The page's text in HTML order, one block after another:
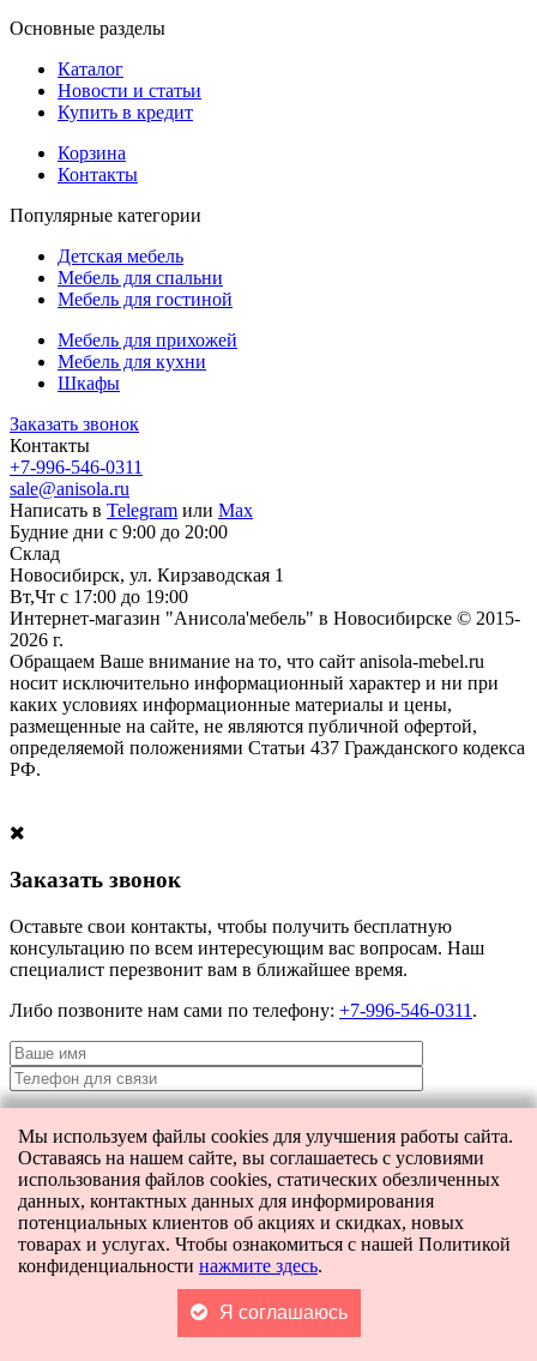
Основные разделы
Каталог
Новости и статьи
Купить в кредит
Корзина
Контакты
Популярные категории
Детская мебель
Мебель для спальни
Мебель для гостиной
Мебель для прихожей
Мебель для кухни
Шкафы
Заказать звонок
Контакты
+7-996-546-0311
sale@anisola.ru
Написать в Telegram или Max
Будние дни с 9:00 до 20:00
Склад
Новосибирск, ул. Кирзаводская 1
Вт,Чт с 17:00 до 19:00
Интернет-магазин "Анисола'мебель" в Новосибирске © 2015-
2026 г.
Обращаем Ваше внимание на то, что сайт anisola-mebel.ru
носит исключительно информационный характер и ни при
каких условиях информационные материалы и цены,
размещенные на сайте, не являются публичной офертой,
определяемой положениями Статьи 437 Гражданского кодекса
РФ.
Заказать звонок
Оставьте свои контакты, чтобы получить бесплатную
консультацию по всем интересующим вас вопросам. Наш
специалист перезвонит вам в ближайшее время.
Либо позвоните нам сами по телефону: +7-996-546-0311 .
Я даю согласие наобработку персональных данныхи согласие на
передачу этих данных третьим лицам.
[contact-form-7 404 "Not Found"]
Главная
Поиск
Мы используем файлы cookies для улучшения работы сайта.
Оставаясь на нашем сайте, вы соглашаетесь с условиями
использования файлов cookies, статических обезличенных
данных, контактных данных для информирования
потенциальных клиентов об акциях и скидках, новых
товарах и услугах. Чтобы ознакомиться с нашей Политикой
конфиденциальности нажмите здесь.
Я соглашаюсь